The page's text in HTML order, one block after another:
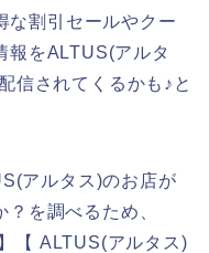
な割引セールやクー
報をALTUS(アルタ
信されてくるかも♪と
アルタス)のお店が
を調べるため、
【 ALTUS(アルタス)